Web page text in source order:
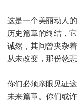
这是一个美丽动人
历史篇章的终结，
诚然，其间曾夹杂
从未改变，那份慈
你们必须亲眼见证
未来篇章。你们或